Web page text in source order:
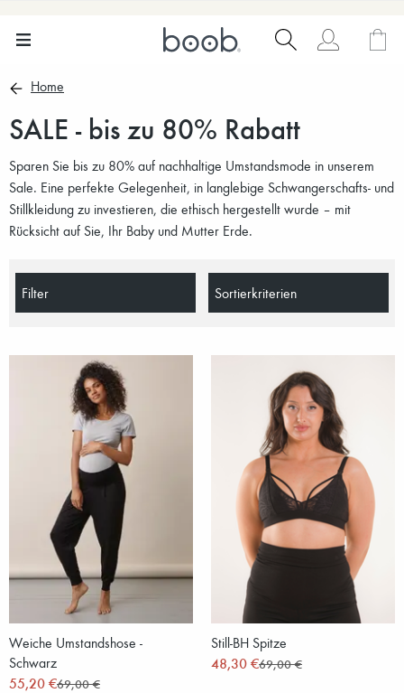
Home
SALE - bis zu 80% Rabatt
Sparen Sie bis zu 80% auf nachhaltige Umstandsmode in unserem
Sale. Eine perfekte Gelegenheit, in langlebige Schwangerschafts- und
Stillkleidung zu investieren, die ethisch hergestellt wurde – mit
Rücksicht auf Sie, Ihr Baby und Mutter Erde.
Filter Sortierkriterien
Weiche Umstandshose -
Schwarz
55,20 €69,00 €
Still-BH Spitze
48,30 €69,00 €